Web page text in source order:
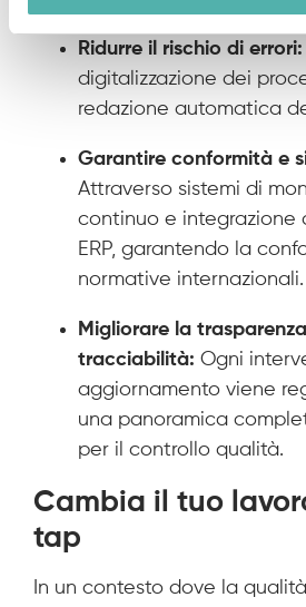
Ridurre il rischio di errori:
digitalizzazione dei
redazione automatica
Garantire conformità e
Attraverso sistemi di
continuo e integrazione
ERP, garantendo la
normative internazionali.
Migliorare la
tracciabilità: Ogni
aggiornamento viene
una panoramica
per il controllo qualità.
Cambia il tuo
tap
In un contesto dove la